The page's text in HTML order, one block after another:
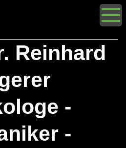
Reinhard
-
-